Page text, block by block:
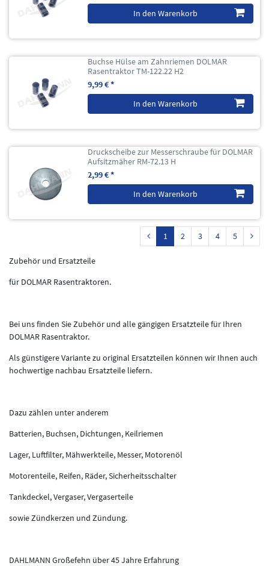
In den Warenkorb
Buchse Hülse am Zahnriemen DOLMAR
Rasentraktor TM-122.22 H2
9,99 € *
In den Warenkorb
Druckscheibe zur Messerschraube für DOLMAR
Aufsitzmäher RM-72.13 H
2,99 € *
In den Warenkorb
1 2 3 4 5
Zubehör und Ersatzteile
für DOLMAR Rasentraktoren.
Bei uns finden Sie Zubehör und alle gängigen Ersatzteile für Ihren
DOLMAR Rasentraktor.
Als günstigere Variante zu original Ersatzteilen können wir Ihnen auch
hochwertige nachbau Ersatzteile liefern.
Dazu zählen unter anderem
Batterien, Buchsen, Dichtungen, Keilriemen
Lager, Luftfilter, Mähwerkteile, Messer, Motorenöl
Motorenteile, Reifen, Räder, Sicherheitsschalter
Tankdeckel, Vergaser, Vergaserteile
sowie Zündkerzen und Zündung.
DAHLMANN Großefehn über 45 Jahre Erfahrung